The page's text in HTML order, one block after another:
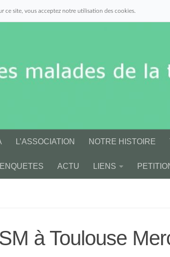
L’ASSOCIATION NOTRE HISTOIRE
ENQUETES ACTU LIENS
à Toulouse
ce site, vous acceptez notre utilisation des cookies.